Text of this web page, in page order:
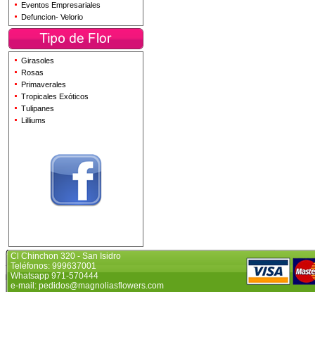
Eventos Empresariales
Defuncion- Velorio
Girasoles
Rosas
Primaverales
Tropicales Exóticos
Tulipanes
Lilliums
Cl Chinchon 320 - San Isidro
Teléfonos: 999637001
Whatsapp 971-570444
e-mail: pedidos@magnoliasflowers.com